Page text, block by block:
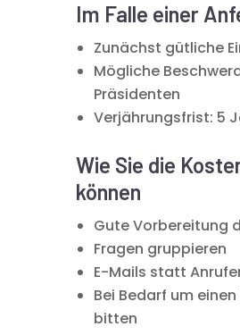
Im Falle einer
Zunächst gütliche
Mögliche
Präsidenten
Verjährungsfrist: 5
Wie Sie die
können
Gute Vorbereitung
Fragen gruppieren
E-Mails statt
Bei Bedarf um
bitten